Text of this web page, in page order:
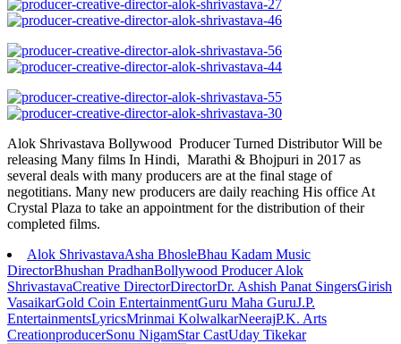
Alok Shrivastava Bollywood Producer Turned Distributor Will be
releasing Many films In Hindi, Marathi & Bhojpuri in 2017 as
several deals with many producers are at the final stage of
negotitians. Many new producers are daily reaching His office At
Crystal Plaza to take an appointment for the distribution of their
completed films.
Alok ShrivastavaAsha BhosleBhau Kadam Music
DirectorBhushan PradhanBollywood Producer Alok
ShrivastavaCreative DirectorDirectorDr. Ashish Panat SingersGirish
VasaikarGold Coin EntertainmentGuru Maha GuruJ.P.
EntertainmentsLyricsMrinmai KolwalkarNeerajP.K. Arts
CreationproducerSonu NigamStar CastUday Tikekar